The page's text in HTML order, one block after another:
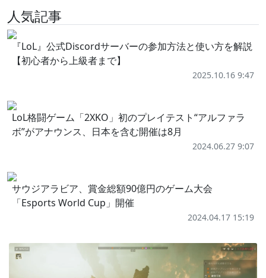
人気記事
『LoL』公式Discordサーバーの参加方法と使い方を解説
【初心者から上級者まで】
2025.10.16 9:47
LoL格闘ゲーム「2XKO」初のプレイテスト“アルファラ
ボ”がアナウンス、日本を含む開催は8月
2024.06.27 9:07
サウジアラビア、賞金総額90億円のゲーム大会
「Esports World Cup」開催
2024.04.17 15:19